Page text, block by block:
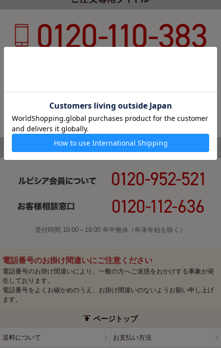
受付時間 10:00～18:00 年中無休（年末年始を除く）
電話番号のお掛け間違いにご注意ください
電話番号のお掛け間違いにより、一般の方へご迷惑をおかけする事象が発
生しております。
電話番号をよくお確かめのうえ、お掛け間違いのないようお願い申し上げ
ます。
ページトップ
送料について お支払い方法